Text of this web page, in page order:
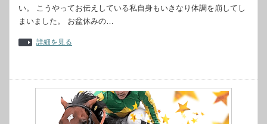
い。 こうやってお伝えしている私自身もいきなり体調を崩してし
まいました。 お盆休みの…
詳細を見る